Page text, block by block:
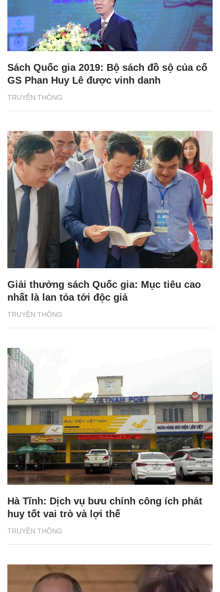
TRUYỀN THÔNG
Sách Quốc gia 2019: Bộ sách đồ sộ của cố
GS Phan Huy Lê được vinh danh
TRUYỀN THÔNG
Giải thưởng sách Quốc gia: Mục tiêu cao
nhất là lan tỏa tới độc giả
TRUYỀN THÔNG
Hà Tĩnh: Dịch vụ bưu chính công ích phát
huy tốt vai trò và lợi thế